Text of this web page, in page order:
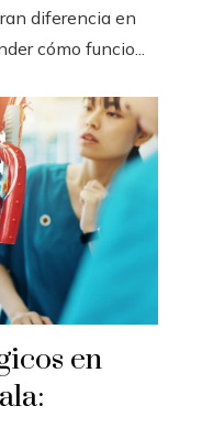
diferencia en
cómo funcio...
en